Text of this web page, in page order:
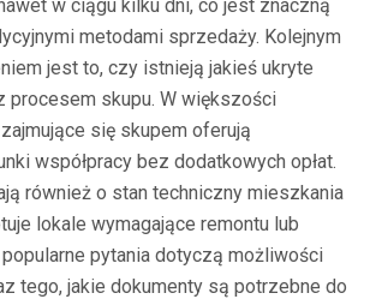
w ciągu kilku dni, co jest znaczną
metodami sprzedaży. Kolejnym
jest to, czy istnieją jakieś ukryte
procesem skupu. W większości
się skupem oferują
współpracy bez dodatkowych opłat.
również o stan techniczny mieszkania
lokale wymagające remontu lub
pytania dotyczą możliwości
tego, jakie dokumenty są potrzebne do